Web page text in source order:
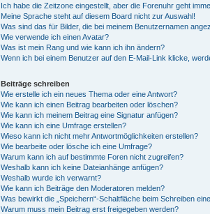
Ich habe die Zeitzone eingestellt, aber die Forenuhr geht
Meine Sprache steht auf diesem Board nicht zur Auswahl!
Was sind das für Bilder, die bei meinem Benutzernamen
Wie verwende ich einen Avatar?
Was ist mein Rang und wie kann ich ihn ändern?
Wenn ich bei einem Benutzer auf den E-Mail-Link klicke,
Beiträge schreiben
Wie erstelle ich ein neues Thema oder eine Antwort?
Wie kann ich einen Beitrag bearbeiten oder löschen?
Wie kann ich meinem Beitrag eine Signatur anfügen?
Wie kann ich eine Umfrage erstellen?
Wieso kann ich nicht mehr Antwortmöglichkeiten erstellen?
Wie bearbeite oder lösche ich eine Umfrage?
Warum kann ich auf bestimmte Foren nicht zugreifen?
Weshalb kann ich keine Dateianhänge anfügen?
Weshalb wurde ich verwarnt?
Wie kann ich Beiträge den Moderatoren melden?
Was bewirkt die „Speichern“-Schaltfläche beim Schreiben
Warum muss mein Beitrag erst freigegeben werden?